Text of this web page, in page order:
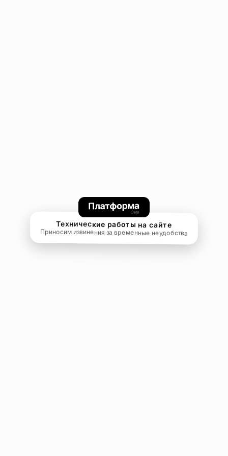
Технические работы на сайте
Приносим извинения за временные неудобства